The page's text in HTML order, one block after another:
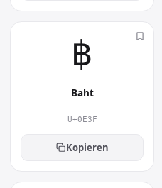
฿︎
Baht
U+0E3F
Kopieren